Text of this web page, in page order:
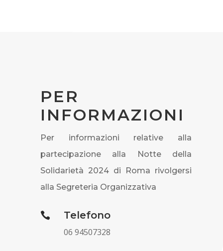
PER
INFORMAZIONI
Per informazioni relative alla
partecipazione alla Notte della
Solidarietà 2024 di Roma rivolgersi
alla Segreteria Organizzativa
 Telefono
06 94507328